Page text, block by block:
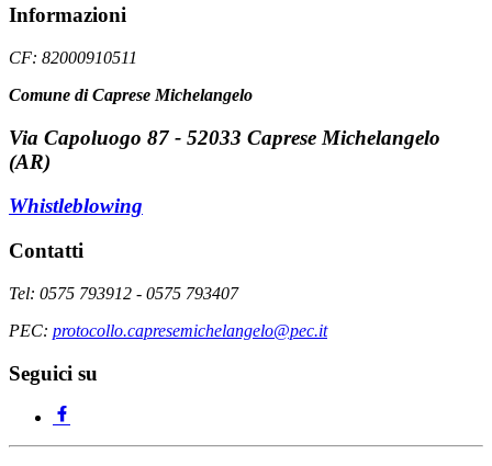
Informazioni
CF: 82000910511
Comune di Caprese Michelangelo
Via Capoluogo 87 - 52033 Caprese Michelangelo
(AR)
Whistleblowing
Contatti
Tel: 0575 793912 - 0575 793407
PEC: protocollo.capresemichelangelo@pec.it
Seguici su